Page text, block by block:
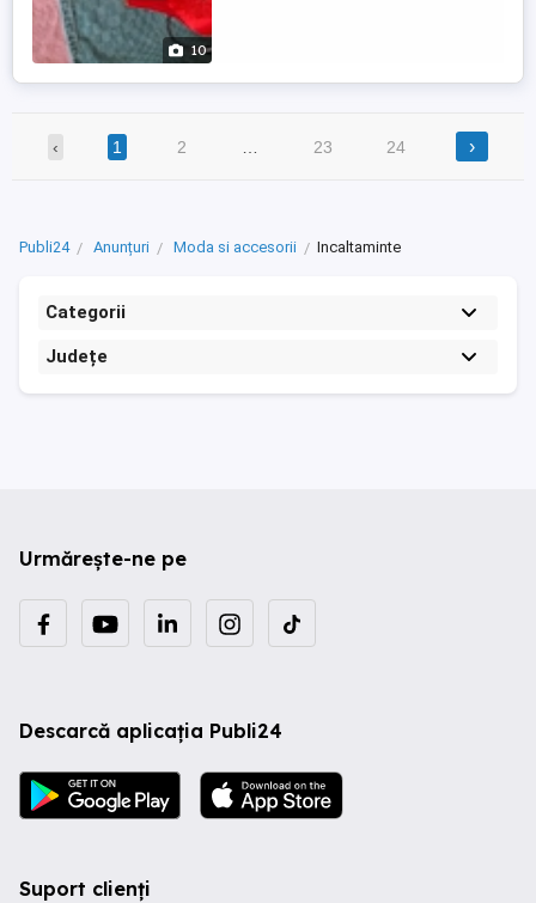
10
‹ 1 2 23 24 ›
Publi24 Anunțuri Moda si accesorii Incaltaminte
Categorii
Județe
Urmărește-ne pe
Descarcă aplicația Publi24
Suport clienți